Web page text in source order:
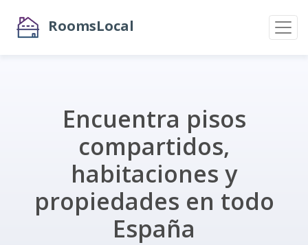
RoomsLocal
Encuentra pisos
compartidos,
habitaciones y
propiedades en todo
España